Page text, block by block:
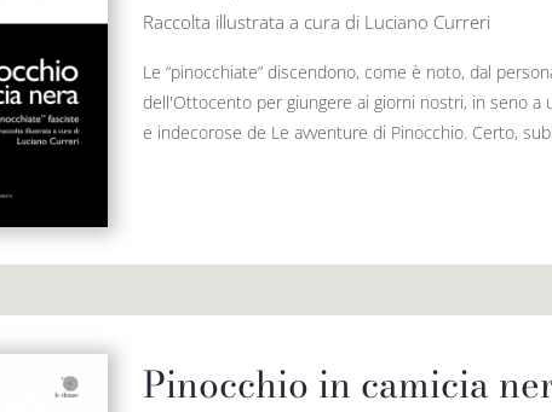
Raccolta illustrata a cura di Luciano Curreri
Le “pinocchiate” discendono, come è noto, dal
dell'Ottocento per giungere ai giorni nostri, in seno
e indecorose de Le avventure di Pinocchio. Certo,
Pinocchio in camicia